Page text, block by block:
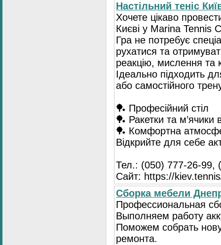
Настільний теніс
Хочете цікаво
Києві у Marina Tennis
Гра не потребує
рухатися та
реакцію, мислення та
Ідеально підходить
або самостійного
🏓 Професійний стіл
🏓 Ракетки та м’ячики
🏓 Комфортна
Відкрийте для себе
Тел.: (050) 777-26-99,
Сайт: https://
Сборка мебели
Профессиональная
Выполняем работу
Поможем собрать
ремонта.